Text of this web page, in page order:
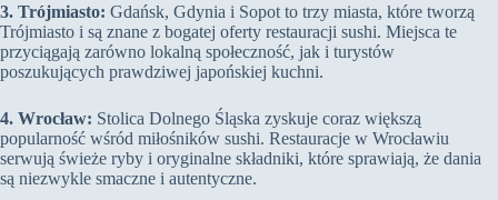
3. Trójmiasto: Gdańsk, Gdynia i Sopot to trzy miasta, które tworzą
Trójmiasto i są znane z bogatej oferty restauracji sushi. Miejsca te
przyciągają zarówno lokalną społeczność, jak i turystów
poszukujących prawdziwej japońskiej kuchni.
4. Wrocław: Stolica Dolnego Śląska zyskuje coraz większą
popularność wśród miłośników sushi. Restauracje w Wrocławiu
serwują świeże ryby i oryginalne składniki, które sprawiają, że dania
są niezwykle smaczne i autentyczne.